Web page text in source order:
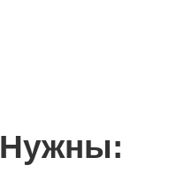
Нужны: